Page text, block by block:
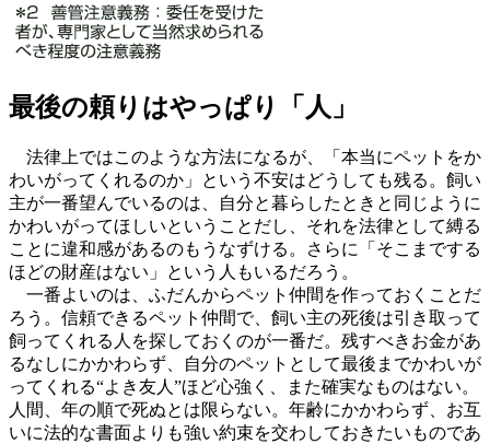
最後の頼りはやっぱり「人」
法律上ではこのような方法になるが、「本当にペットをか
わいがってくれるのか」という不安はどうしても残る。飼い
主が一番望んでいるのは、自分と暮らしたときと同じように
かわいがってほしいということだし、それを法律として縛る
ことに違和感があるのもうなずける。さらに「そこまでする
ほどの財産はない」という人もいるだろう。
一番よいのは、ふだんからペット仲間を作っておくことだ
ろう。信頼できるペット仲間で、飼い主の死後は引き取って
飼ってくれる人を探しておくのが一番だ。残すべきお金があ
るなしにかかわらず、自分のペットとして最後までかわいが
ってくれる“よき友人”ほど心強く、また確実なものはない。
人間、年の順で死ぬとは限らない。年齢にかかわらず、お互
いに法的な書面よりも強い約束を交わしておきたいものであ